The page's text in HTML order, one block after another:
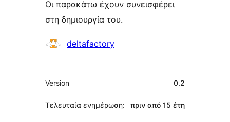
Οι παρακάτω έχουν συνεισφέρει
στη δημιουργία του.
Συντελεστές
deltafactory
Μεταστοιχεία
Version 0.2
Τελευταία ενημέρωση: πριν από 15 έτη